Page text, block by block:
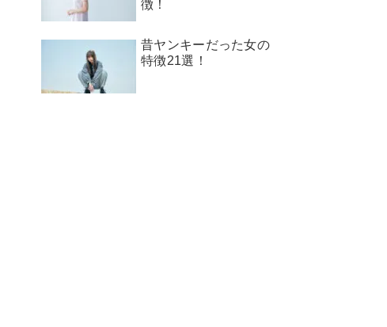
徴！
昔ヤンキーだった女の
特徴21選！